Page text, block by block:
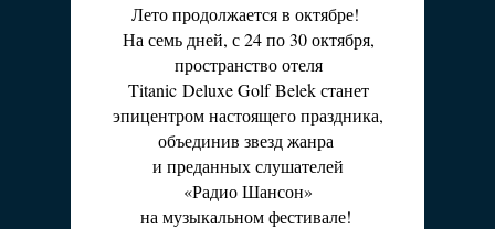
Лето продолжается в октябре!
На семь дней, с 24 по 30 октября,
пространство отеля
Titanic Deluxe Golf Belek станет
эпицентром настоящего праздника,
объединив звезд жанра
и преданных слушателей
«Радио Шансон»
на музыкальном фестивале!